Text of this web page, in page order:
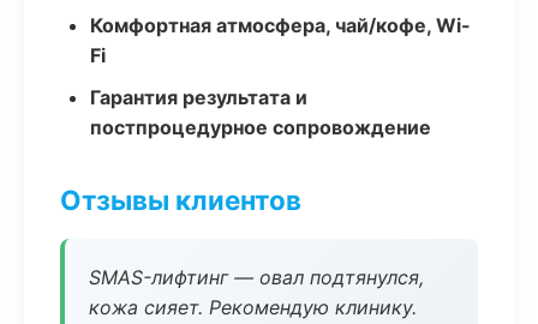
Комфортная атмосфера, чай/кофе, Wi-
Fi
Гарантия результата и
постпроцедурное сопровождение
Отзывы клиентов
SMAS-лифтинг — овал подтянулся,
кожа сияет. Рекомендую клинику.